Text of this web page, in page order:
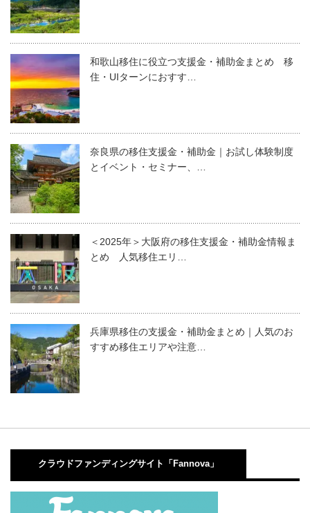
和歌山移住に役立つ支援金・補助金まとめ 移
住・UIターンにおすす…
奈良県の移住支援金・補助金｜お試し体験制度
とイベント・セミナー、…
＜2025年＞大阪府の移住支援金・補助金情報ま
とめ 人気移住エリ…
兵庫県移住の支援金・補助金まとめ｜人気のお
すすめ移住エリアや注意…
クラウドファンディングサイト「Fannova」